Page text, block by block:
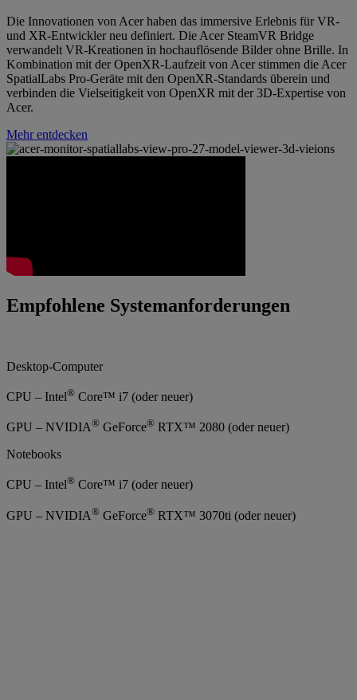
Die Innovationen von Acer haben das immersive Erlebnis für VR-
und XR-Entwickler neu definiert. Die Acer SteamVR Bridge
verwandelt VR-Kreationen in hochauflösende Bilder ohne Brille. In
Kombination mit der OpenXR-Laufzeit von Acer stimmen die Acer
SpatialLabs Pro-Geräte mit den OpenXR-Standards überein und
verbinden die Vielseitigkeit von OpenXR mit der 3D-Expertise von
Acer.
Mehr entdecken
Empfohlene Systemanforderungen
Desktop-Computer
CPU – Intel® Core™ i7 (oder neuer)
GPU – NVIDIA® GeForce® RTX™ 2080 (oder neuer)
Notebooks
CPU – Intel® Core™ i7 (oder neuer)
GPU – NVIDIA® GeForce® RTX™ 3070ti (oder neuer)